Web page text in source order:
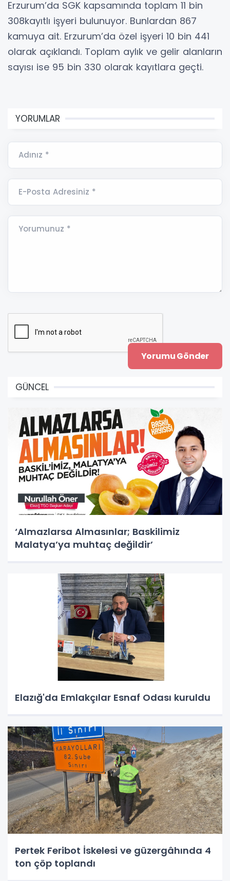
Erzurum’da SGK kapsamında toplam 11 bin
308kayıtlı işyeri bulunuyor. Bunlardan 867
kamuya ait. Erzurum’da özel işyeri 10 bin 441
olarak açıklandı. Toplam aylık ve gelir alanların
sayısı ise 95 bin 330 olarak kayıtlara geçti.
YORUMLAR
Adınız *
E-Posta Adresiniz *
Yorumunuz *
GÜNCEL
‘Almazlarsa Almasınlar; Baskilimiz
Malatya’ya muhtaç değildir’
Elazığ'da Emlakçılar Esnaf Odası kuruldu
Pertek Feribot İskelesi ve güzergâhında 4
ton çöp toplandı